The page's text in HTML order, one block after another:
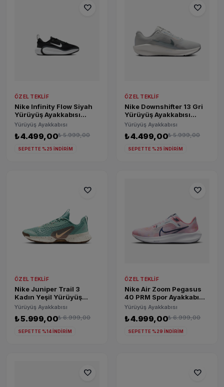
favorite
ÖZEL TEKLIF
Nike Infinity Flow Siyah
Yürüyüş Ayakkabısı
FD6058-002
Yürüyüş Ayakkabısı
₺ 4.499,00₺ 5.999,00
SEPETTE %25 İNDİRİM
favorite
ÖZEL TEKLIF
Nike Downshifter 13 Gri
Yürüyüş Ayakkabısı
FD6476-006
Yürüyüş Ayakkabısı
₺ 4.499,00₺ 5.999,00
SEPETTE %25 İNDİRİM
favorite
ÖZEL TEKLIF
Nike Juniper Trail 3
Kadın Yeşil Yürüyüş
Ayakkabısı FQ0902-004
Yürüyüş Ayakkabısı
₺ 5.999,00₺ 6.999,00
SEPETTE %14 İNDİRİM
favorite
ÖZEL TEKLIF
Nike Air Zoom Pegasus
40 PRM Spor Ayakkabı
DV7890-600
Yürüyüş Ayakkabısı
₺ 4.999,00₺ 6.999,00
SEPETTE %29 İNDİRİM
favorite favorite